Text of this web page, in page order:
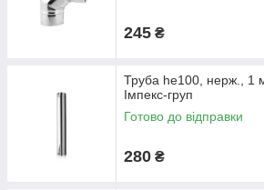
245 ₴
Труба he100, нерж., 1
Імпекс-груп
Готово до відправки
280 ₴